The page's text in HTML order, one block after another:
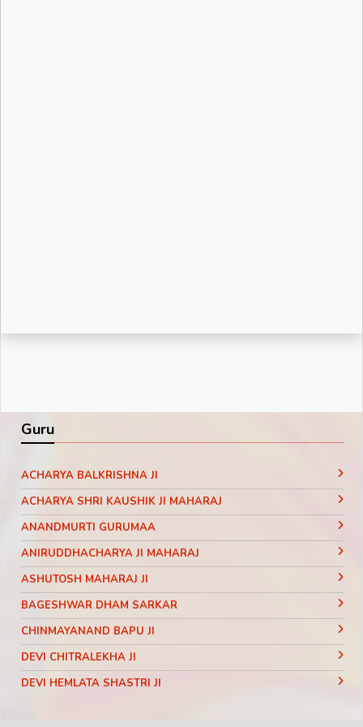
Guru
ACHARYA BALKRISHNA JI
ACHARYA SHRI KAUSHIK JI MAHARAJ
ANANDMURTI GURUMAA
ANIRUDDHACHARYA JI MAHARAJ
ASHUTOSH MAHARAJ JI
BAGESHWAR DHAM SARKAR
CHINMAYANAND BAPU JI
DEVI CHITRALEKHA JI
DEVI HEMLATA SHASTRI JI